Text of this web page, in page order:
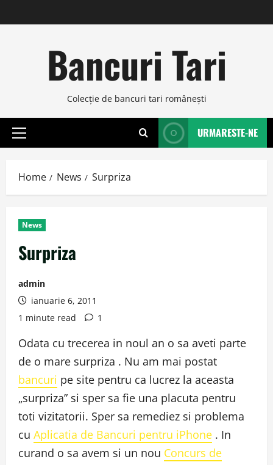
to
Bancuri Tari
Colecţie de bancuri tari româneşti
Primary
URMARESTE-NE
Home News Surpriza
News
Surpriza
admin
ianuarie 6, 2011
1 minute read
1
Odata cu trecerea in noul an o sa aveti parte
de o mare surpriza . Nu am mai postat
bancuri pe site pentru ca lucrez la aceasta
„surpriza” si sper sa fie una placuta pentru
toti vizitatorii. Sper sa remediez si problema
cu Aplicatia de Bancuri pentru iPhone . In
curand o sa avem si un nou Concurs de